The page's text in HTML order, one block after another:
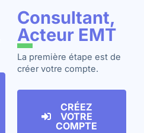
Consultant,
Acteur EMT
La première étape est de
créer votre compte.
CRÉEZ
VOTRE
COMPTE